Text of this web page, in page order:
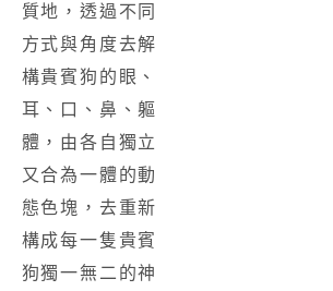
質地，透過不同
方式與角度去解
構貴賓狗的眼、
耳、口、鼻、軀
體，由各自獨立
又合為一體的動
態色塊，去重新
構成每一隻貴賓
狗獨一無二的神